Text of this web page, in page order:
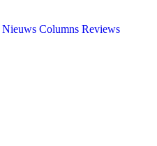
Nieuws Columns Reviews